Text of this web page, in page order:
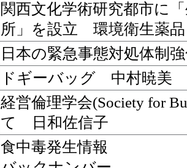
関西文化学術研究都市に
所」を設立 環境衛生薬品
日本の緊急事態対処体制
ドギーバッグ 中村暁美
経営倫理学会(Society for
て 日和佐信子
食中毒発生情報